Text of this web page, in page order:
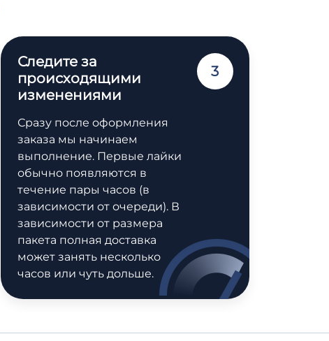
Следите за
происходящими
изменениями
Сразу после оформления
заказа мы начинаем
выполнение. Первые лайки
обычно появляются в
течение пары часов (в
зависимости от очереди). В
зависимости от размера
пакета полная доставка
может занять несколько
часов или чуть дольше.
3